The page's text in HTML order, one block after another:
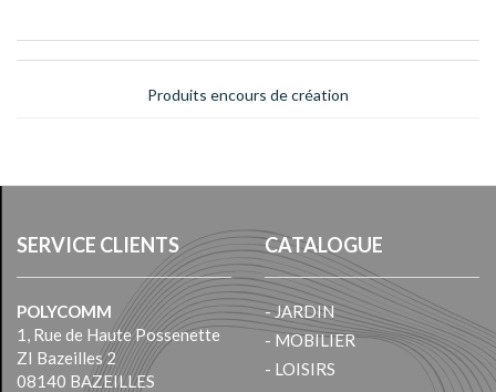
Produits encours de création
SERVICE CLIENTS
POLYCOMM
1, Rue de Haute Possenette
ZI Bazeilles 2
08140 BAZEILLES
CATALOGUE
- JARDIN
- MOBILIER
- LOISIRS